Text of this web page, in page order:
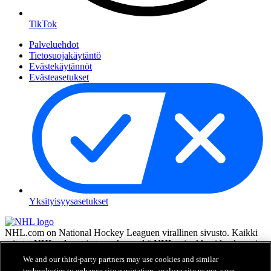
TikTok
Palveluehdot
Tietosuojakäytäntö
Evästekäytännöt
Evästeasetukset
Yksityisyysasetukset
NHL.com on National Hockey Leaguen virallinen sivusto. Kaikki
esitetyt NHL:n logot ja tunnukset sekä NHL:n joukkueiden logot ja
tunnukset ovat NHL:n ja sen joukkueiden omaisuutta, eikä niitä saa
toisintaa ilman NHL Enterprises, L.P.:n hyväksyntää. © NHL 2026.
We and our third-party partners may use cookies and similar